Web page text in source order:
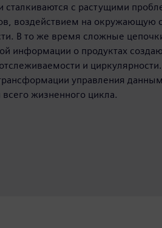
сталкиваются с растущими
воздействием на окружающую
В то же время сложные
информации о продуктах
и
управления
жизненного цикла.